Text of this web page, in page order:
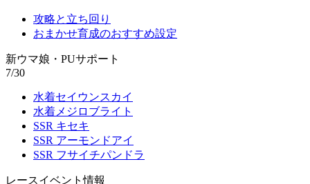
攻略と立ち回り
おまかせ育成のおすすめ設定
新ウマ娘・PUサポート
7/30
水着セイウンスカイ
水着メジロブライト
SSR キセキ
SSR アーモンドアイ
SSR フサイチパンドラ
レースイベント情報